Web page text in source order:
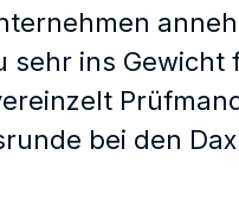
sehr ins Gewicht
bei den